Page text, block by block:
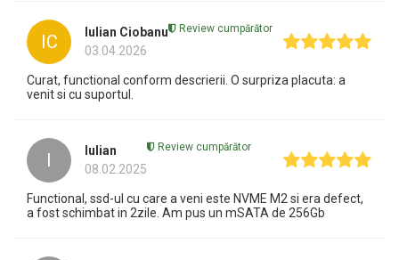
IC
Iulian Ciobanu
03.04.2026
Review cumpărător
Curat, functional conform descrierii. O surpriza placuta: a
venit si cu suportul.
I
Iulian
08.02.2025
Review cumpărător
Functional, ssd-ul cu care a veni este NVME M2 si era defect,
a fost schimbat in 2zile. Am pus un mSATA de 256Gb